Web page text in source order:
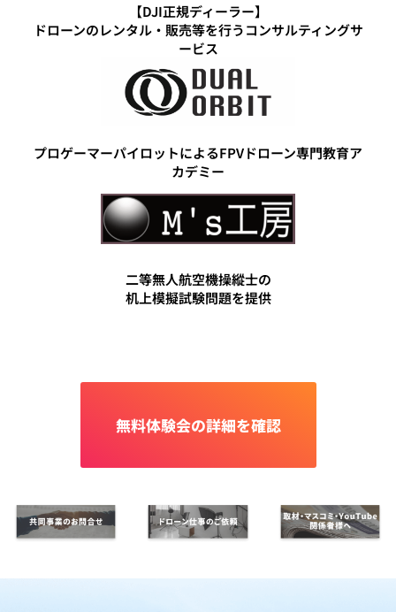
【DJI正規ディーラー】
ドローンのレンタル・販売等を行うコンサルティングサ
ービス
プロゲーマーパイロットによるFPVドローン専門教育ア
カデミー
二等無人航空機操縱士の
机上模擬試験問題を提供
無料体験会の詳細を確認